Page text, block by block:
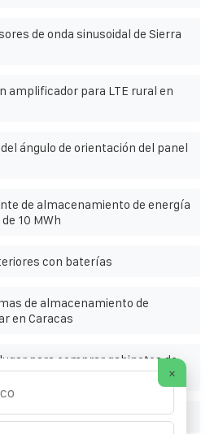
de onda sinusoidal de Sierra
amplificador para LTE rural en
ángulo de orientación del panel
de almacenamiento de energía
10 MWh
con baterías
de almacenamiento de
en Caracas
para comprar gabinetes de
comerciales en Caracas
fotovoltaicos
×